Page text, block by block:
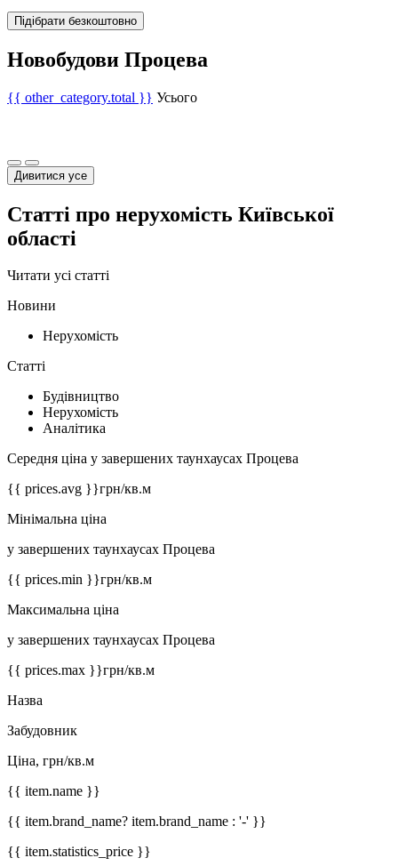
Підібрати безкоштовно
Новобудови Процева
{{ other_category.total }} Усього
Дивитися усе
Статті про нерухомість Київської
області
Читати усі статті
Новини
Нерухомість
Статті
Будівництво
Нерухомість
Аналітика
Середня ціна у завершених таунхаусах Процева
{{ prices.avg }}грн/кв.м
Мінімальна ціна
у завершених таунхаусах Процева
{{ prices.min }}грн/кв.м
Максимальна ціна
у завершених таунхаусах Процева
{{ prices.max }}грн/кв.м
Назва
Забудовник
Ціна, грн/кв.м
{{ item.name }}
{{ item.brand_name? item.brand_name : '-' }}
{{ item.statistics_price }}